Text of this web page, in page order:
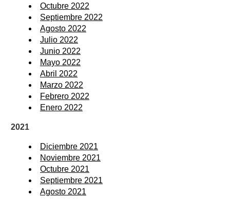
Octubre 2022
Septiembre 2022
Agosto 2022
Julio 2022
Junio 2022
Mayo 2022
Abril 2022
Marzo 2022
Febrero 2022
Enero 2022
2021
Diciembre 2021
Noviembre 2021
Octubre 2021
Septiembre 2021
Agosto 2021